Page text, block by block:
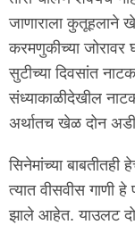
जाणाराला कुतूहलाने
करमणुकीच्या जोरावर
सुटीच्या दिवसांत
संध्याकाळीदेखील
अर्थातच खेळ दोन
सिनेमांच्या
त्यात वीसवीस गाणी
झाले आहेत. याउलट